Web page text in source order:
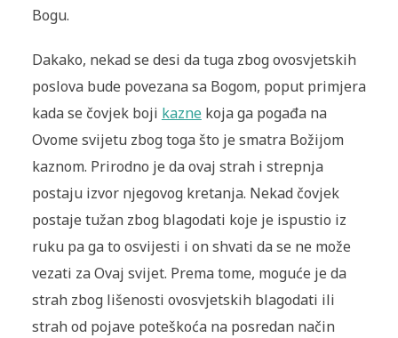
Bogu.
Dakako, nekad se desi da tuga zbog ovosvjetskih
poslova bude povezana sa Bogom, poput primjera
kada se čovjek boji kaznekoja ga pogađa na
Ovome svijetu zbog toga što je smatra Božijom
kaznom. Prirodno je da ovaj strah i strepnja
postaju izvor njegovog kretanja. Nekad čovjek
postaje tužan zbog blagodati koje je ispustio iz
ruku pa ga to osvijesti i on shvati da se ne može
vezati za Ovaj svijet. Prema tome, moguće je da
strah zbog lišenosti ovosvjetskih blagodati ili
strah od pojave poteškoća na posredan način